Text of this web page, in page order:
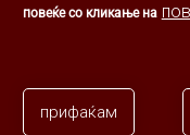
Општина Центар ©2026
повеќе со кликање на
прифаќам